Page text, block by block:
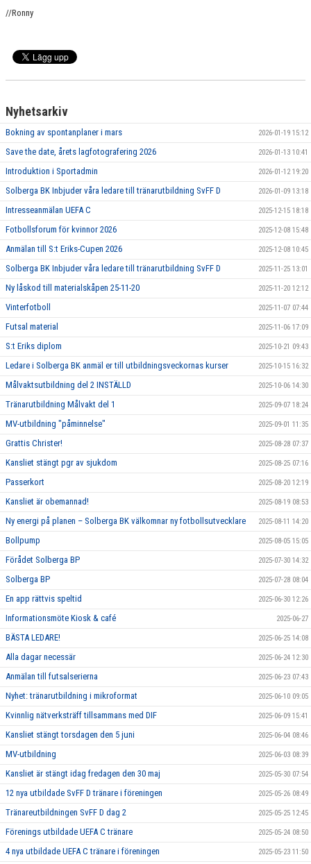
//Ronny
Nyhetsarkiv
Bokning av spontanplaner i mars 2026-01-19 15:12
Save the date, årets lagfotografering 2026 2026-01-13 10:41
Introduktion i Sportadmin 2026-01-12 19:20
Solberga BK Inbjuder våra ledare till tränarutbildning SvFF D 2026-01-09 13:18
Intresseanmälan UEFA C 2025-12-15 18:18
Fotbollsforum för kvinnor 2026 2025-12-08 15:48
Anmälan till S:t Eriks-Cupen 2026 2025-12-08 10:45
Solberga BK Inbjuder våra ledare till tränarutbildning SvFF D 2025-11-25 13:01
Ny låskod till materialskåpen 25-11-20 2025-11-20 12:12
Vinterfotboll 2025-11-07 07:44
Futsal material 2025-11-06 17:09
S:t Eriks diplom 2025-10-21 09:43
Ledare i Solberga BK anmäl er till utbildningsveckornas kurser 2025-10-15 16:32
Målvaktsutbildning del 2 INSTÄLLD 2025-10-06 14:30
Tränarutbildning Målvakt del 1 2025-09-07 18:24
MV-utbildning "påminnelse" 2025-09-01 11:35
Grattis Christer! 2025-08-28 07:37
Kansliet stängt pgr av sjukdom 2025-08-25 07:16
Passerkort 2025-08-20 12:19
Kansliet är obemannad! 2025-08-19 08:53
Ny energi på planen – Solberga BK välkomnar ny fotbollsutvecklare 2025-08-11 14:20
Bollpump 2025-08-05 15:05
Förådet Solberga BP 2025-07-30 14:32
Solberga BP 2025-07-28 08:04
En app rättvis speltid 2025-06-30 12:26
Informationsmöte Kiosk & café 2025-06-27
BÄSTA LEDARE! 2025-06-25 14:08
Alla dagar necessär 2025-06-24 12:30
Anmälan till futsalserierna 2025-06-23 07:43
Nyhet: tränarutbildning i mikroformat 2025-06-10 09:05
Kvinnlig nätverksträff tillsammans med DIF 2025-06-09 15:41
Kansliet stängt torsdagen den 5 juni 2025-06-04 08:46
MV-utbildning 2025-06-03 08:39
Kansliet är stängt idag fredagen den 30 maj 2025-05-30 07:54
12 nya utbildade SvFF D tränare i föreningen 2025-05-26 08:49
Tränareutbildningen SvFF D dag 2 2025-05-25 12:45
Förenings utbildade UEFA C tränare 2025-05-24 08:50
4 nya utbildade UEFA C tränare i föreningen 2025-05-23 11:50